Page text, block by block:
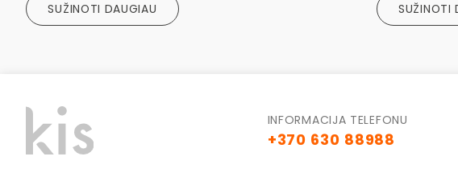
SUŽINOTI DAUGIAU SUŽINOTI
INFORMACIJA TELEFONU
+370 630 88988